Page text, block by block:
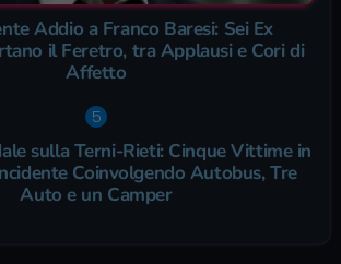
Addio a Franco Baresi: Sei Ex
il Feretro, tra Applausi e Cori di
Affetto
sulla Terni-Rieti: Cinque Vittime in
Coinvolgendo Autobus, Tre
Auto e un Camper